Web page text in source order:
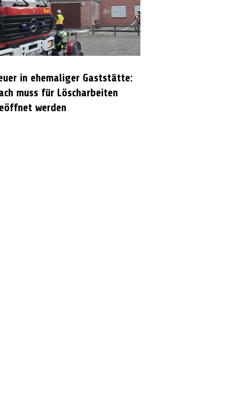
in ehemaliger Gaststätte:
muss für Löscharbeiten
werden